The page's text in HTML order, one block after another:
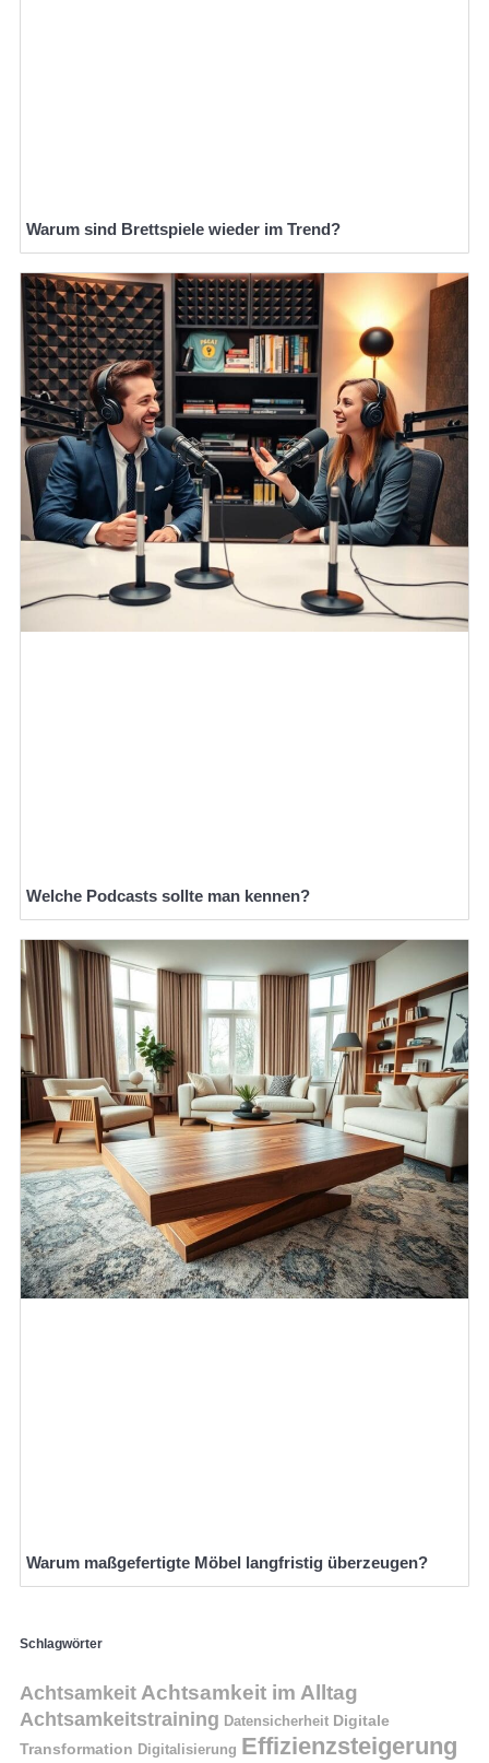
Warum sind Brettspiele wieder im Trend?
Welche Podcasts sollte man kennen?
Warum maßgefertigte Möbel langfristig überzeugen?
Schlagwörter
Achtsamkeit Achtsamkeit im Alltag
Achtsamkeitstraining Datensicherheit Digitale
Transformation Digitalisierung Effizienzsteigerung